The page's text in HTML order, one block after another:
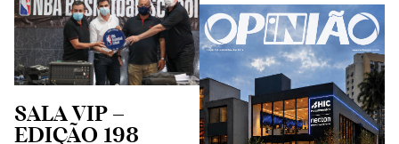
SALA VIP –
EDIÇÃO 198